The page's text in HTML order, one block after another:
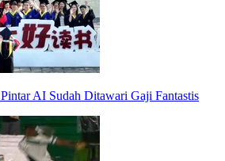
AI Sudah Ditawari Gaji Fantastis